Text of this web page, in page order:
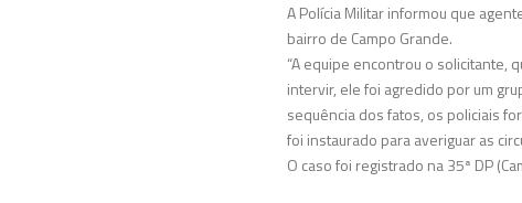
A Polícia Militar informou que
bairro de Campo Grande.
“A equipe encontrou o solicitante,
intervir, ele foi agredido por um
sequência dos fatos, os policiais
foi instaurado para averiguar as
O caso foi registrado na 35ª DP